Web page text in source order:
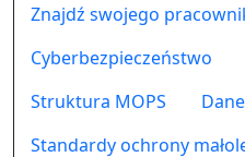
Znajdź swojego
Cyberbezpieczeństwo
Struktura MOPS
Standardy ochrony